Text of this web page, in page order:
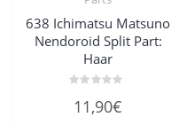
638 Ichimatsu Matsuno
Nendoroid Split Part:
Haar
mit
11,90€